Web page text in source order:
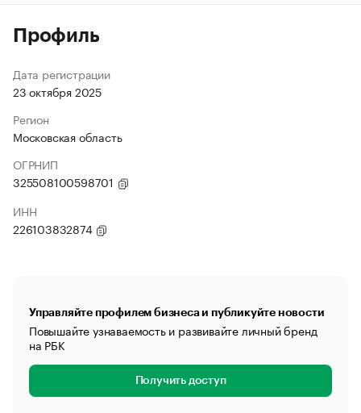
Профиль
Дата регистрации
23 октября 2025
Регион
Московская область
ОГРНИП
325508100598701
ИНН
226103832874
Управляйте профилем бизнеса и публикуйте новости
Повышайте узнаваемость и развивайте личный бренд
на РБК
Получить доступ